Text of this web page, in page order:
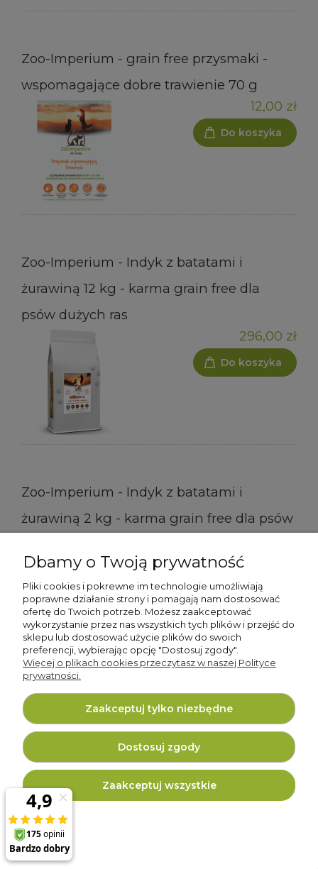
Zoo-Imperium - grain free przysmaki -
wspomagające dobre trawienie 70 g
12,00 zł
Do koszyka
Zoo-Imperium - Indyk z batatami i
żurawiną 12 kg - karma grain free dla
psów dużych ras
296,00 zł
Do koszyka
Zoo-Imperium - Indyk z batatami i
żurawiną 2 kg - karma grain free dla psów
Do koszyka
Zoo-Imperium - grain free przysmaki -
80% ryby - bezzbożowe trenerki 500 g
34,00 zł
Dbamy o Twoją prywatność
Pliki cookies i pokrewne im technologie umożliwiają
poprawne działanie strony i pomagają nam dostosować
ofertę do Twoich potrzeb. Możesz zaakceptować
wykorzystanie przez nas wszystkich tych plików i przejść do
sklepu lub dostosować użycie plików do swoich
preferencji, wybierając opcję "Dostosuj zgody".
Więcej o plikach cookies przeczytasz w naszej Polityce
prywatności.
Zaakceptuj tylko niezbędne
Dostosuj zgody
Zaakceptuj wszystkie